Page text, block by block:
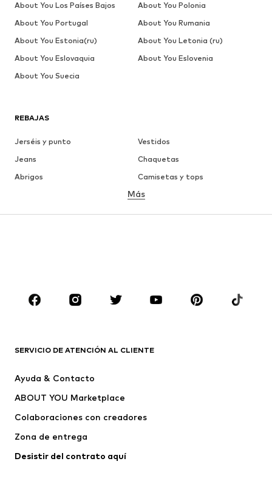
REBAJAS
Jerséis y punto
Vestidos
Jeans
Chaquetas
Abrigos
Camisetas y tops
Ropa interior
Faldas
Blusas y camisas
Zapatos
Deporte
Vestidos
Camisetas y tops
Chaquetas
Jerséis y punto
Ropa interior
Abrigos
Más
SERVICIO DE ATENCIÓN AL CLIENTE
Ayuda & Contacto
ABOUT YOU Marketplace
Colaboraciones con creadores
Zona de entrega
Desistir del contrato aquí
About You Los Países Bajos
About You Polonia
About You Portugal
About You Rumania
About You Estonia(ru)
About You Letonia (ru)
About You Eslovaquia
About You Eslovenia
About You Suecia